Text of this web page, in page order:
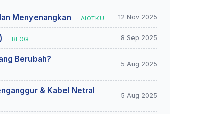
Menyenangkan · AIOTKU 12 Nov 2025
· BLOG 8 Sep 2025
Berubah?
5 Aug 2025
& Kabel Netral
5 Aug 2025